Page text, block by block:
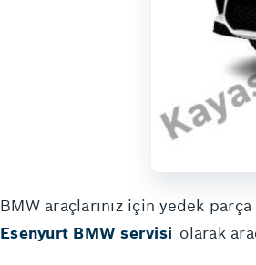
BMW araçlarınız için yedek
Esenyurt BMW servisi olarak